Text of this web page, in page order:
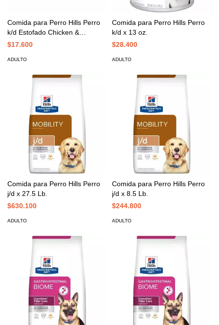
Comida para Perro Hills Perro
k/d Estofado Chicken &
Vegetales x 5.5 oz.
$17.600
ADULTO
Comida para Perro Hills Perro
k/d x 13 oz.
$28.400
ADULTO
Comida para Perro Hills Perro
j/d x 27.5 Lb.
$630.100
ADULTO
Comida para Perro Hills Perro
j/d x 8.5 Lb.
$244.800
ADULTO